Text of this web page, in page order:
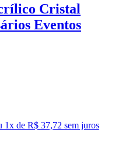
Cristal
Eventos
1x de R$ 37,72 sem juros